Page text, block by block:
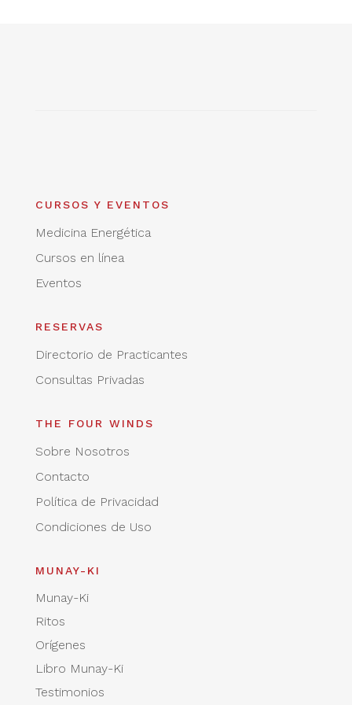
CURSOS Y EVENTOS
Medicina Energética
Cursos en línea
Eventos
RESERVAS
Directorio de Practicantes
Consultas Privadas
THE FOUR WINDS
Sobre Nosotros
Contacto
Política de Privacidad
Condiciones de Uso
MUNAY-KI
Munay-Ki
Ritos
Orígenes
Libro Munay-Ki
Testimonios